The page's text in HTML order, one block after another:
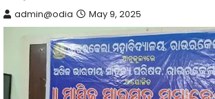
admin@odia May 9, 2025